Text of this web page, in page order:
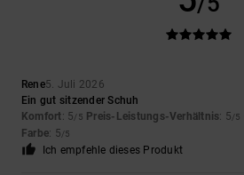
Rene5. Juli 2026
Ein gut sitzender Schuh
Komfort: 5/5 Preis-Leistungs-Verhältnis: 5/5
Farbe: 5/5
Ich empfehle dieses Produkt